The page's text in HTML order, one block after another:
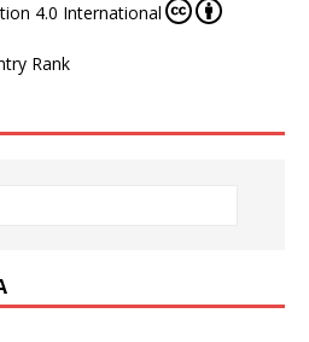
4.0 International